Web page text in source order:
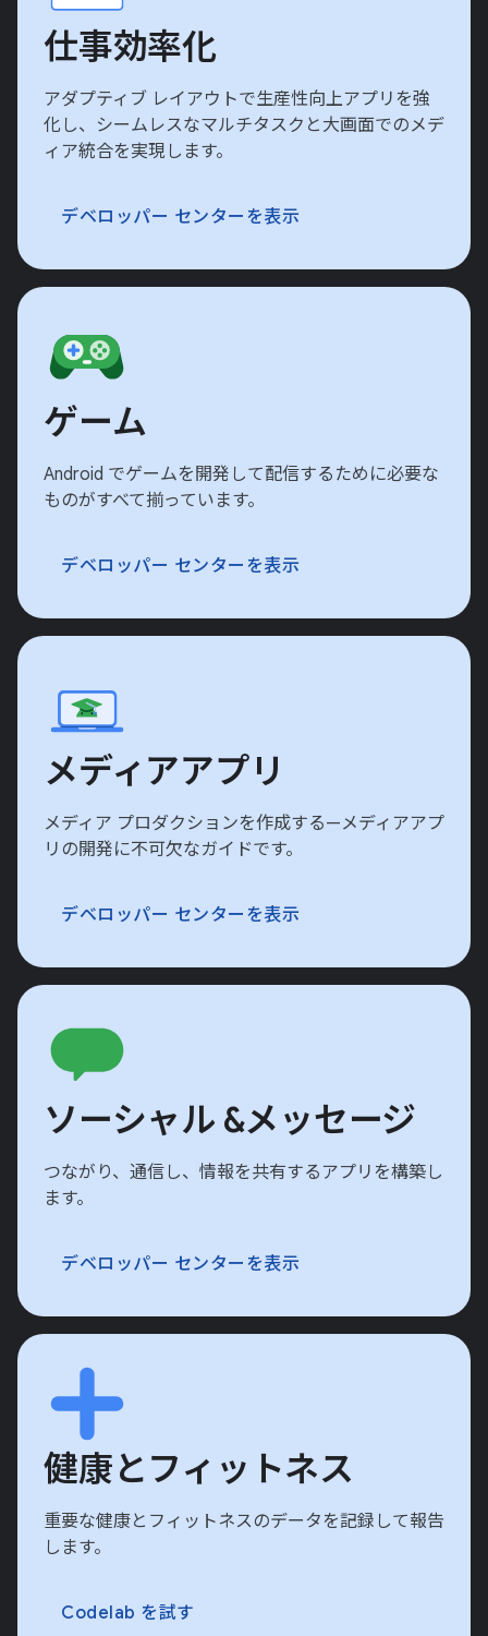
仕事効率化
アダプティブ レイアウトで生産性向上アプリを強
化し、シームレスなマルチタスクと大画面でのメデ
ィア統合を実現します。
デベロッパー センターを表示
ゲーム
Android でゲームを開発して配信するために必要な
ものがすべて揃っています。
デベロッパー センターを表示
メディアアプリ
メディア プロダクションを作成する—メディアアプ
リの開発に不可欠なガイドです。
デベロッパー センターを表示
ソーシャル &メッセージ
つながり、通信し、情報を共有するアプリを構築し
ます。
デベロッパー センターを表示
健康とフィットネス
重要な健康とフィットネスのデータを記録して報告
します。
Codelab を試す